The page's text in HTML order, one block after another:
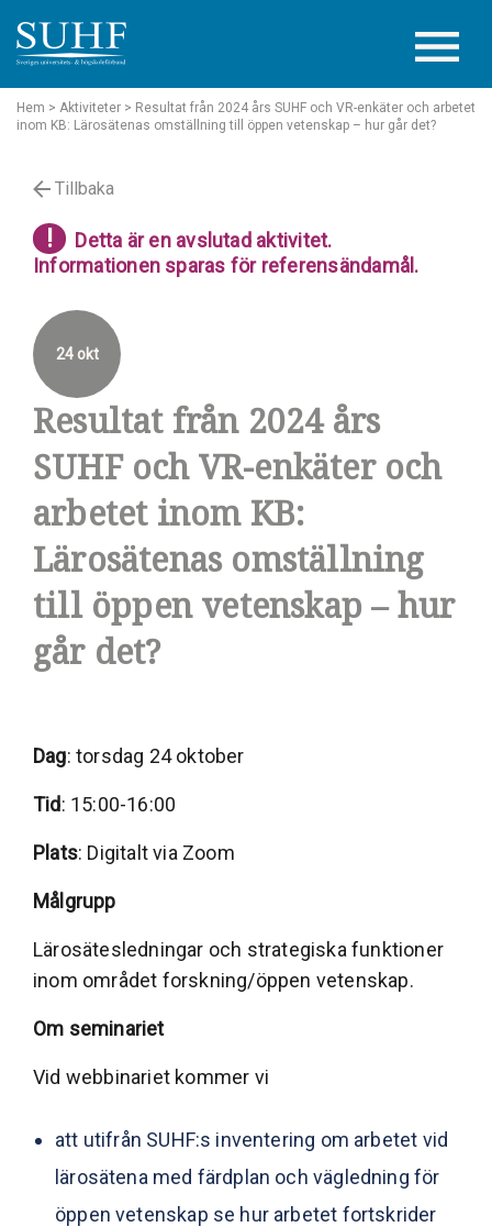
Hem > Aktiviteter > Resultat från 2024 års SUHF och VR-enkäter och arbetet
inom KB: Lärosätenas omställning till öppen vetenskap – hur går det?
Tillbaka
!
Detta är en avslutad aktivitet.
Informationen sparas för referensändamål.
Resultat från 2024 års
SUHF och VR-enkäter och
arbetet inom KB:
Lärosätenas omställning
till öppen vetenskap – hur
går det?
24 okt
Dag: torsdag 24 oktober
Tid: 15:00-16:00
Plats: Digitalt via Zoom
Målgrupp
Lärosätesledningar och strategiska funktioner
inom området forskning/öppen vetenskap.
Om seminariet
Vid webbinariet kommer vi
att utifrån SUHF:s inventering om arbetet vid
lärosätena med färdplan och vägledning för
öppen vetenskap se hur arbetet fortskrider